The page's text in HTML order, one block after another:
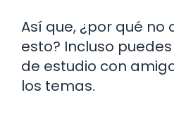
Así que, ¿por qué no
esto? Incluso
de estudio con
los temas.